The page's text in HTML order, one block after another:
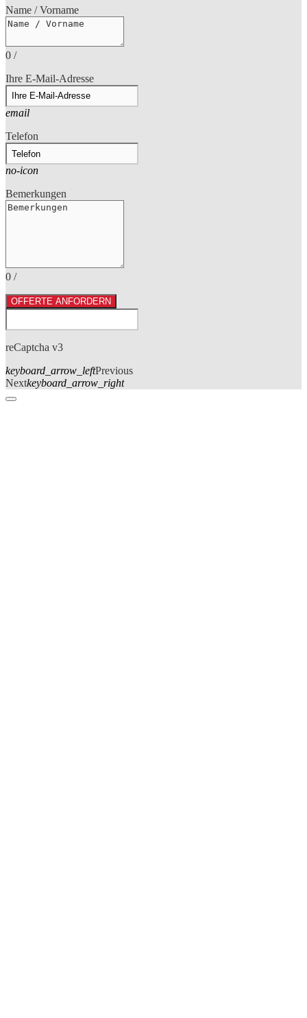
Name / Vorname
0 /
Ihre E-Mail-Adresse
email
Telefon
no-icon
Bemerkungen
0 /
OFFERTE ANFORDERN
reCaptcha v3
keyboard_arrow_leftPrevious
Nextkeyboard_arrow_right